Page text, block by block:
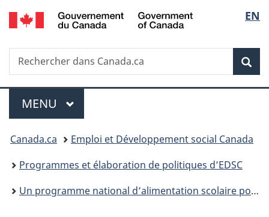
Passer
au
principal
Passer
à
Au
du
Passer
à
version
simplifiée
de
la
EN
Recherche
Rechercher
dans
Menu
MENU PRINCIPAL
Vous
êtes
ici :
Canada.ca
Emploi et Développement social Canada
Programmes et élaboration de politiques d’EDSC
Un programme national d’alimentation scolaire pour le Canada